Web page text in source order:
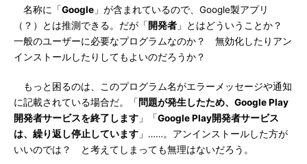
名称に「Google 」が含まれているので、Google製アプリ
（？）とは推測できる。だが「 開発者 」とはどういうことか？
一般のユーザーに必要なプログラムなのか？ 無効化したりアン
インストールしたりしてもよいのだろうか？
もっと困るのは、このプログラム名がエラーメッセージや通知
に記載されている場合だ。「 問題が発生したため、Google Play
開発者サービスを終了します 」「Google Play開発者サービス
は、繰り返し停止しています 」……。アンインストールした方が
いいのでは？ と考えてしまっても無理はないだろう。